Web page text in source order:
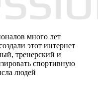
много лет
этот интернет
тренерский и
спортивную
людей